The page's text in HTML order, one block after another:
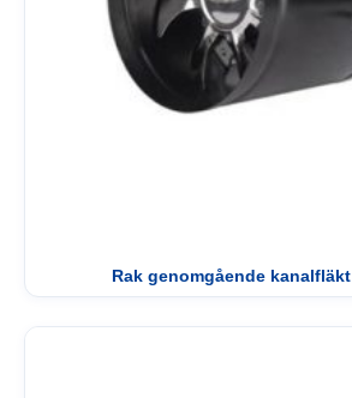
Rak genomgående kanalfläkt